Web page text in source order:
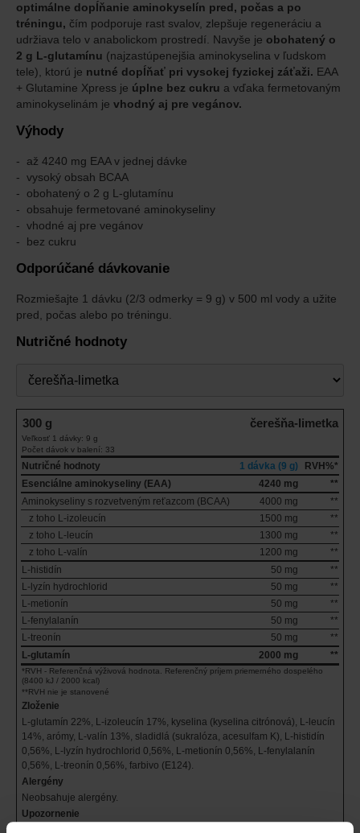
optimálne dopĺňanie aminokyselín pred, počas a po
tréningu, čím podporuje rast svalov, zlepšuje regeneráciu a
udržiava telo v anabolickom prostredí. Navyše je obohatený o
2 g L-glutamínu (najzastúpenejšia aminokyselina v ľudskom
tele), ktorú je nutné dopĺňať pri vysokej fyzickej záťaži. EAA
+ Glutamine Xpress je úplne bez cukru a vďaka fermetovaným
aminokyselinám je vhodný aj pre vegánov.
Výhody
až 4240 mg EAA v jednej dávke
vysoký obsah BCAA
obohatený o 2 g L-glutamínu
obsahuje fermetované aminokyseliny
vhodné aj pre vegánov
bez cukru
Odporúčané dávkovanie
Rozmiešajte 1 dávku (2/3 odmerky = 9 g) v 500 ml vody a užite
pred, počas alebo po tréningu.
Nutričné hodnoty
300 g čerešňa-limetka
Veľkosť 1 dávky: 9 g
Počet dávok v balení: 33
Nutričné hodnoty 1 dávka (9 g)
RVH%*
Esenciálne aminokyseliny (EAA)
4240 mg
**
Aminokyseliny s rozvetveným reťazcom (BCAA)
4000 mg
**
z toho L-izoleucín
1500 mg
**
z toho L-leucín
1300 mg
**
z toho L-valín
1200 mg
**
L-histidín
50 mg
**
L-lyzín hydrochlorid
50 mg
**
L-metionín
50 mg
**
L-fenylalanín
50 mg
**
L-treonín
50 mg
**
L-glutamín
2000 mg **
*RVH - Referenčná výživová hodnota. Referenčný príjem priemerného dospelého
(8400 kJ / 2000 kcal)
**RVH nie je stanovené
Zloženie
L-glutamín 22%, L-izoleucín 17%, kyselina (kyselina citrónová), L-leucín
14%, arómy, L-valín 13%, sladidlá (sukralóza, acesulfam K), L-histidín
0,56%, L-lyzín hydrochlorid 0,56%, L-metionín 0,56%, L-fenylalanín
0,56%, L-treonín 0,56%, farbivo (E124).
Alergény
Neobsahuje alergény.
Upozornenie